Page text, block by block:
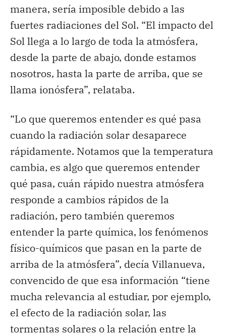
manera, sería imposible debido a las
fuertes radiaciones del Sol. “El impacto del
Sol llega a lo largo de toda la atmósfera,
desde la parte de abajo, donde estamos
nosotros, hasta la parte de arriba, que se
llama ionósfera”, relataba.
“Lo que queremos entender es qué pasa
cuando la radiación solar desaparece
rápidamente. Notamos que la temperatura
cambia, es algo que queremos entender
qué pasa, cuán rápido nuestra atmósfera
responde a cambios rápidos de la
radiación, pero también queremos
entender la parte química, los fenómenos
físico-químicos que pasan en la parte de
arriba de la atmósfera”, decía Villanueva,
convencido de que esa información “tiene
mucha relevancia al estudiar, por ejemplo,
el efecto de la radiación solar, las
tormentas solares o la relación entre la